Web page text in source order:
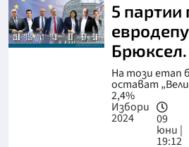
5
вратата
На този етап
остават
2,4%
Избори
2024 09
юни |
19:12